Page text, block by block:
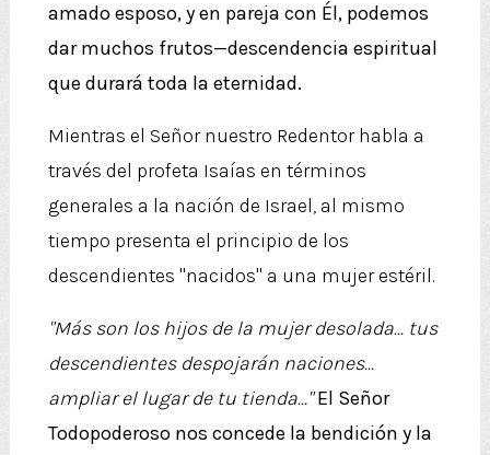
amado esposo, y en pareja con Él, podemos
dar muchos frutos—descendencia espiritual
que durará toda la eternidad.
Mientras el Señor nuestro Redentor habla a
través del profeta Isaías en términos
generales a la nación de Israel, al mismo
tiempo presenta el principio de los
descendientes "nacidos" a una mujer estéril.
"Más son los hijos de la mujer desolada... tus
descendientes despojarán naciones...
ampliar el lugar de tu tienda..."El Señor
Todopoderoso nos concede la bendición y la